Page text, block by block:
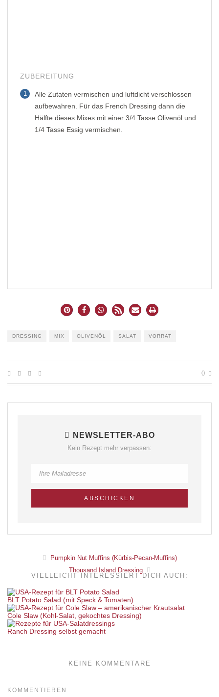
ZUBEREITUNG
1
Alle Zutaten vermischen und luftdicht verschlossen
aufbewahren. Für das French Dressing dann die
Hälfte dieses Mixes mit einer 3/4 Tasse Olivenöl und
1/4 Tasse Essig vermischen.
DRESSING MIX OLIVENÖL SALAT VORRAT
0
NEWSLETTER-ABO
Kein Rezept mehr verpassen:
Pumpkin Nut Muffins (Kürbis-Pecan-Muffins)
Thousand Island Dressing
VIELLEICHT INTERESSIERT DICH AUCH:
BLT Potato Salad (mit Speck & Tomaten)
Cole Slaw (Kohl-Salat, gekochtes Dressing)
Ranch Dressing selbst gemacht
KEINE KOMMENTARE
KOMMENTIEREN